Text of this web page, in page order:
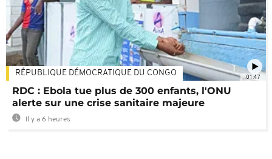
01:47
RÉPUBLIQUE DÉMOCRATIQUE DU CONGO
RDC : Ebola tue plus de 300 enfants, l'ONU
alerte sur une crise sanitaire majeure
Il y a 6 heures